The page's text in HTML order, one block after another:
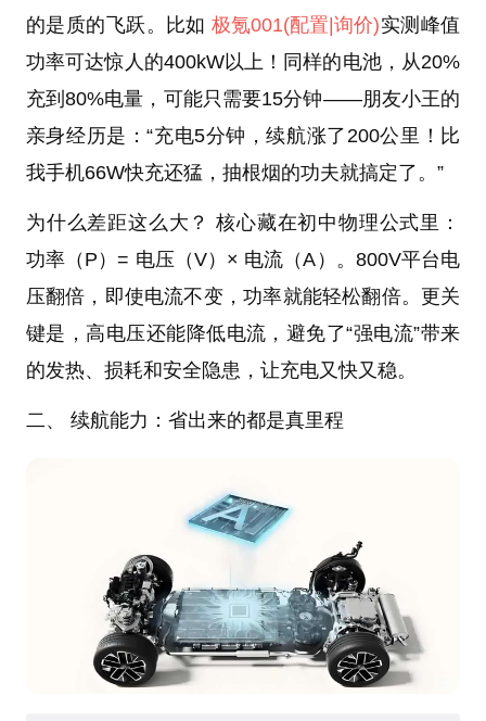
的是质的飞跃。比如极氪001(配置 |询价)实测峰值
功率可达惊人的400kW以上！同样的电池，从20%
充到80%电量，可能只需要15分钟——朋友小王的
亲身经历是：“充电5分钟，续航涨了200公里！比
我手机66W快充还猛，抽根烟的功夫就搞定了。”
为什么差距这么大？ 核心藏在初中物理公式里：
功率（P）= 电压（V）× 电流（A）。800V平台电
压翻倍，即使电流不变，功率就能轻松翻倍。更关
键是，高电压还能降低电流，避免了“强电流”带来
的发热、损耗和安全隐患，让充电又快又稳。
二、 续航能力：省出来的都是真里程